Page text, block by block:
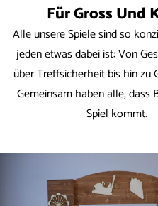
Für Gross Und
Alle unsere Spiele sind so
jeden etwas dabei ist: Von
über Treffsicherheit bis hin zu
Gemeinsam haben alle, dass
Spiel kommt.